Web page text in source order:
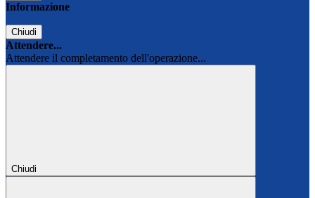
Informazione
Chiudi
Attendere...
Attendere il completamento dell'operazione...
Chiudi